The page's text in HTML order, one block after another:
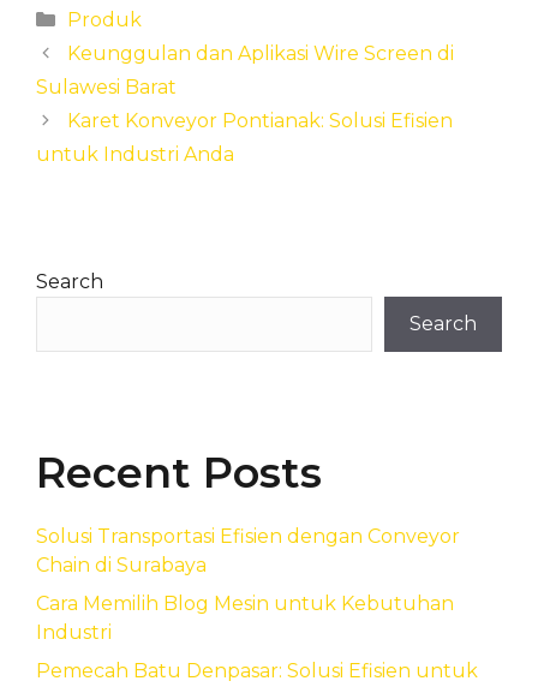
Categories
Produk
Keunggulan dan Aplikasi Wire Screen di
Sulawesi Barat
Karet Konveyor Pontianak: Solusi Efisien
untuk Industri Anda
Search
Search
Recent Posts
Solusi Transportasi Efisien dengan Conveyor
Chain di Surabaya
Cara Memilih Blog Mesin untuk Kebutuhan
Industri
Pemecah Batu Denpasar: Solusi Efisien untuk